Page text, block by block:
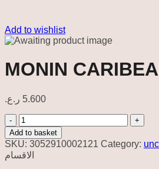
Add to wishlist
MONIN
5.600 ر.ع.
MONIN
CARIBEAN
SYRUP
quantity
Add to basket
SKU: 3052910002121 Category:
الاقسام